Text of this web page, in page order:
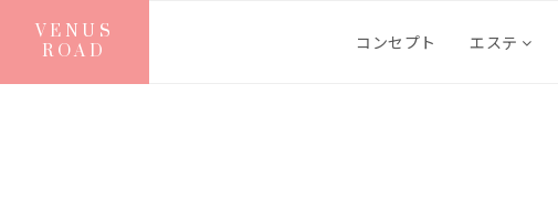
VENUS
ROAD
コンセプト エステ